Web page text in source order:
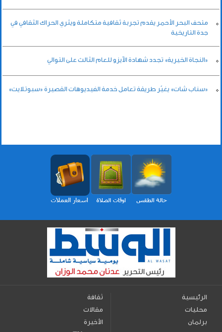
متحف البحر الأحمر يقدم تجربة ثقافية متكاملة ويثري الحراك الثقافي في
جدة التاريخية
«النجاة الخيرية» تجدد شهادة الآيزو للعام الثالث على التوالي
«سناب شات» يغيّر طريقة تعامل خدمة الفيديوهات القصيرة «سبوتلايت»
الرئيسية
محليات
برلمان
ثقافة
مقالات
الأخيرة